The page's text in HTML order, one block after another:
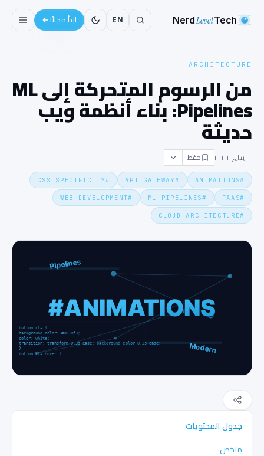
NerdLevelTech
EN ابدأ مجانًا
ARCHITECTURE
من الرسوم المتحركة إلى ML
Pipelines: بناء أنظمة ويب
حديثة
٦ يناير ٢٠٢٦ حفظ
#
ANIMATIONS
#
API GATEWAY
#
CSS SPECIFICITY
#
FAAS
#
ML PIPELINES
#
WEB DEVELOPMENT
#
CLOUD ARCHITECTURE
جدول المحتويات
ملخص